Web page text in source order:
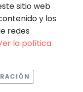
de privacidad
sitio web
y los
redes
la política